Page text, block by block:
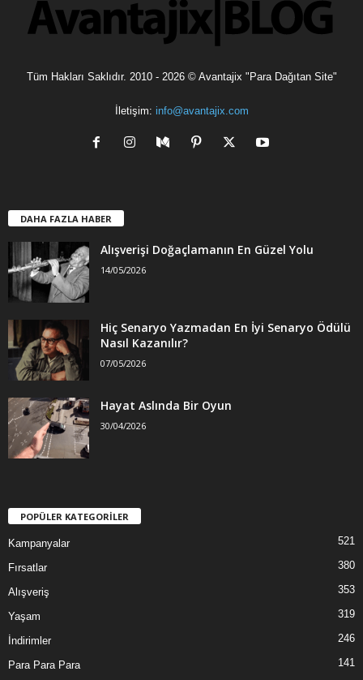
Tüm Hakları Saklıdır. 2010 - 2026 © Avantajix "Para Dağıtan Site"
İletişim: info@avantajix.com
DAHA FAZLA HABER
Alışverişi Doğaçlamanın En Güzel Yolu
14/05/2026
Hiç Senaryo Yazmadan En İyi Senaryo Ödülü
Nasıl Kazanılır?
07/05/2026
Hayat Aslında Bir Oyun
30/04/2026
POPÜLER KATEGORİLER
Kampanyalar 521
Fırsatlar 380
Alışveriş 353
Yaşam 319
İndirimler 246
Para Para Para 141